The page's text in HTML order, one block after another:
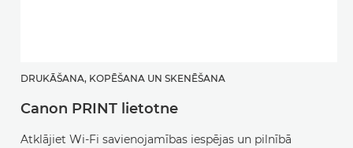
DRUKĀŠANA, KOPĒŠANA UN SKENĒŠANA
Canon PRINT lietotne
Atklājiet Wi-Fi savienojamības iespējas un pilnībā